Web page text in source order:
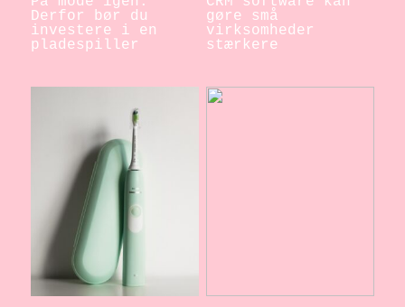
Derfor bør du
investere i en
pladespiller
gøre små
virksomheder
stærkere